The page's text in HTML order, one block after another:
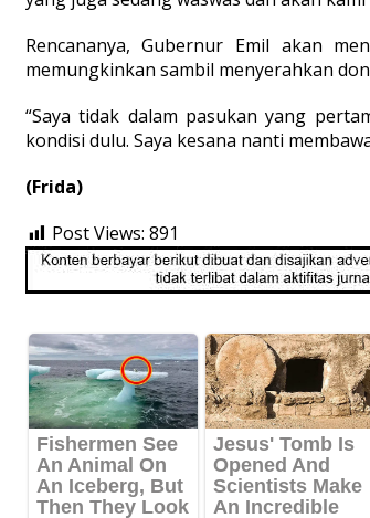
Rencananya, Gubernur Emil akan
memungkinkan sambil menyerahkan
“Saya tidak dalam pasukan yang
kondisi dulu. Saya kesana nanti
(Frida)
Post Views: 891